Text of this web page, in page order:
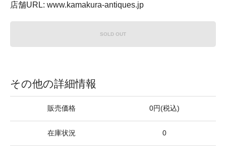
店舗URL: www.kamakura-antiques.jp
SOLD OUT
その他の詳細情報
販売価格 0円(税込)
在庫状況 0